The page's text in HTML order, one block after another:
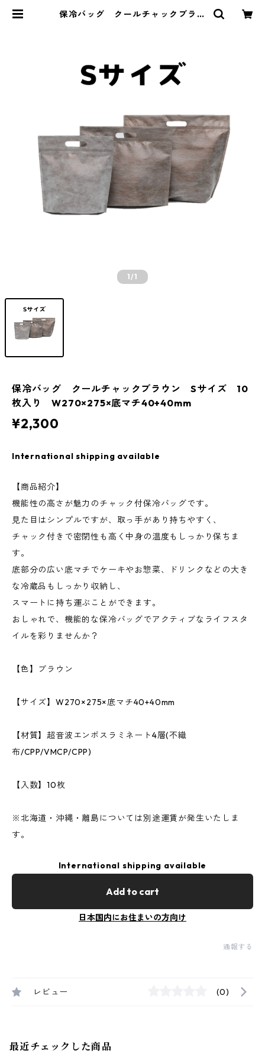
保冷バッグ クールチャックブラウ
1/1
保冷バッグ クールチャックブラウン Sサイズ 10
枚入り W270×275×底マチ40+40mm
¥2,300
International shipping available
【商品紹介】
機能性の高さが魅力のチャック付保冷バッグです。
見た目はシンプルですが、取っ手があり持ちやすく、
チャック付きで密閉性も高く中身の温度もしっかり保ちま
す。
底部分の広い底マチでケーキやお惣菜、ドリンクなどの大き
な冷蔵品もしっかり収納し、
スマートに持ち運ぶことができます。
おしゃれで、機能的な保冷バッグでアクティブなライフスタ
イルを彩りませんか？
【色】ブラウン
【サイズ】W270×275×底マチ40+40mm
【材質】超音波エンボスラミネート4層(不織
布/CPP/VMCP/CPP)
【入数】10枚
※北海道・沖縄・離島については別途運賃が発生いたしま
す。
International shipping available
Add to cart
日本国内にお住まいの方向け
通報する
レビュー (0)
最近チェックした商品